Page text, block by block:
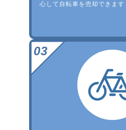
心して自転車を売却できます